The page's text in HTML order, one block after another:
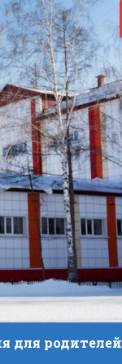
для родителей